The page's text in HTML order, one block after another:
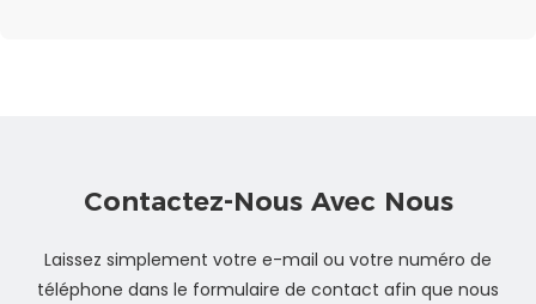
Contactez-Nous Avec Nous
Laissez simplement votre e-mail ou votre numéro de
téléphone dans le formulaire de contact afin que nous